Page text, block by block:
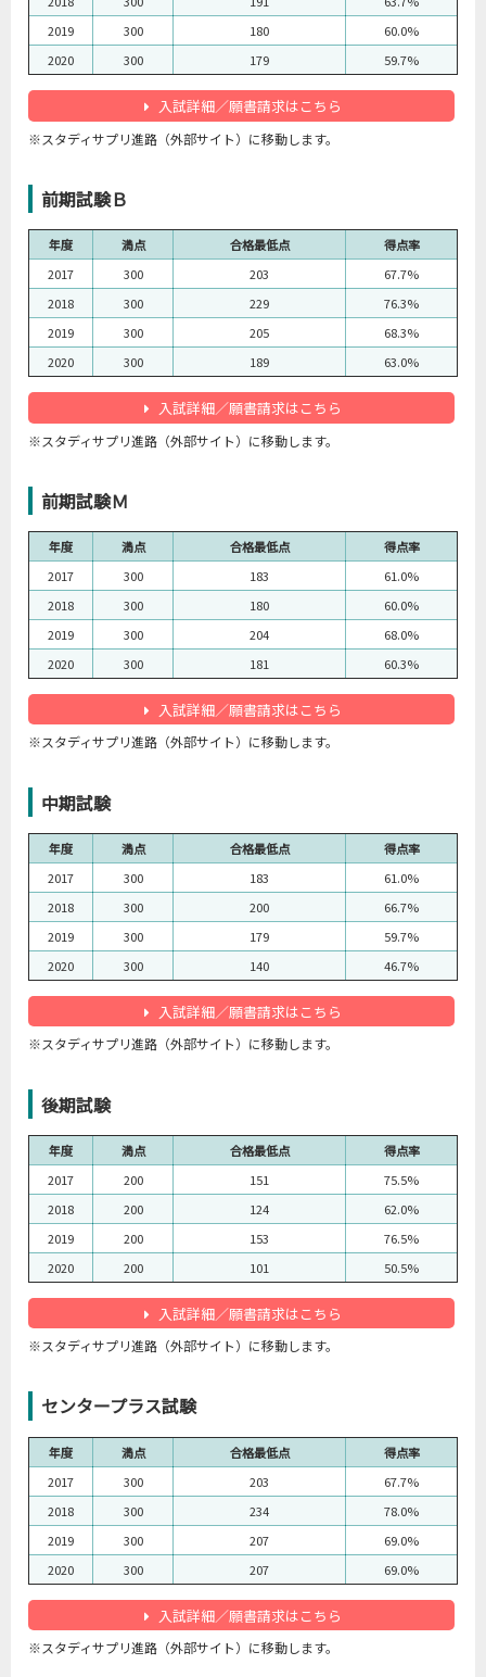
2019
300 180
60.0%
2020
300 179 59.7%
入試詳細／願書請求はこちら
※スタディサプリ進路（外部サイト）に移動します。
前期試験Ｂ
年度 満点 合格最低点
得点率
2017
300 203
67.7%
2018
300 229
76.3%
2019
300 205
68.3%
2020
300 189 63.0%
入試詳細／願書請求はこちら
※スタディサプリ進路（外部サイト）に移動します。
前期試験Ｍ
年度 満点 合格最低点
得点率
2017
300 183
61.0%
2018
300 180
60.0%
2019
300 204
68.0%
2020
300 181 60.3%
入試詳細／願書請求はこちら
※スタディサプリ進路（外部サイト）に移動します。
中期試験
年度 満点 合格最低点
得点率
2017
300 183
61.0%
2018
300 200
66.7%
2019
300 179
59.7%
2020
300 140 46.7%
入試詳細／願書請求はこちら
※スタディサプリ進路（外部サイト）に移動します。
後期試験
年度 満点 合格最低点
得点率
2017
200 151
75.5%
2018
200 124
62.0%
2019
200 153
76.5%
2020
200 101 50.5%
入試詳細／願書請求はこちら
※スタディサプリ進路（外部サイト）に移動します。
センタープラス試験
年度 満点 合格最低点
得点率
2017
300 203
67.7%
2018
300 234
78.0%
2019
300 207
69.0%
2020
300 207 69.0%
入試詳細／願書請求はこちら
※スタディサプリ進路（外部サイト）に移動します。